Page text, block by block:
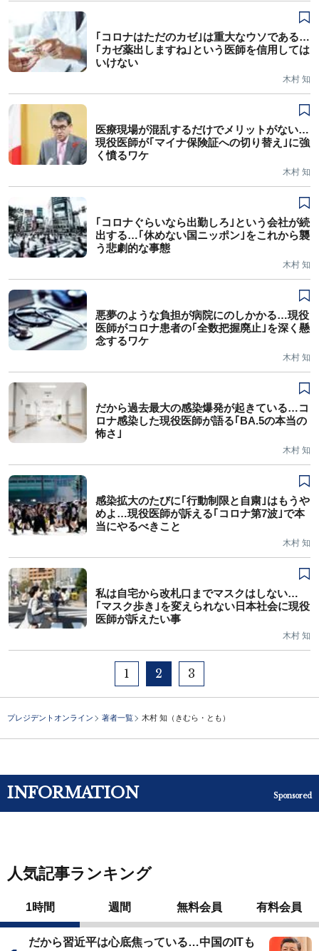
｢コロナはただのカゼ｣は重大なウソである…
｢カゼ薬出しますね｣という医師を信用しては
いけない
木村 知
医療現場が混乱するだけでメリットがない…
現役医師が｢マイナ保険証への切り替え｣に強
く憤るワケ
木村 知
｢コロナぐらいなら出勤しろ｣という会社が続
出する…｢休めない国ニッポン｣をこれから襲
う悲劇的な事態
木村 知
悪夢のような負担が病院にのしかかる…現役
医師がコロナ患者の｢全数把握廃止｣を深く懸
念するワケ
木村 知
だから過去最大の感染爆発が起きている…コ
ロナ感染した現役医師が語る｢BA.5の本当の
怖さ｣
木村 知
感染拡大のたびに｢行動制限と自粛｣はもうや
めよ…現役医師が訴える｢コロナ第7波｣で本
当にやるべきこと
木村 知
私は自宅から改札口までマスクはしない…
｢マスク歩き｣を変えられない日本社会に現役
医師が訴えたい事
木村 知
1 2 3
プレジデントオンライン 著者一覧 木村 知（きむら・とも）
INFORMATION Sponsored
人気記事ランキング
1時間 週間 無料会員 有料会員
だから習近平は心底焦っている…中国のITも